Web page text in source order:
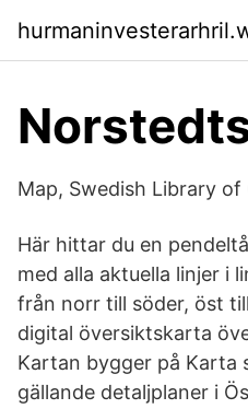
Map, Swedish Library of
Här hittar du en
med alla aktuella linjer i
från norr till söder, öst
digital översiktskarta
Kartan bygger på Karta
gällande detaljplaner i